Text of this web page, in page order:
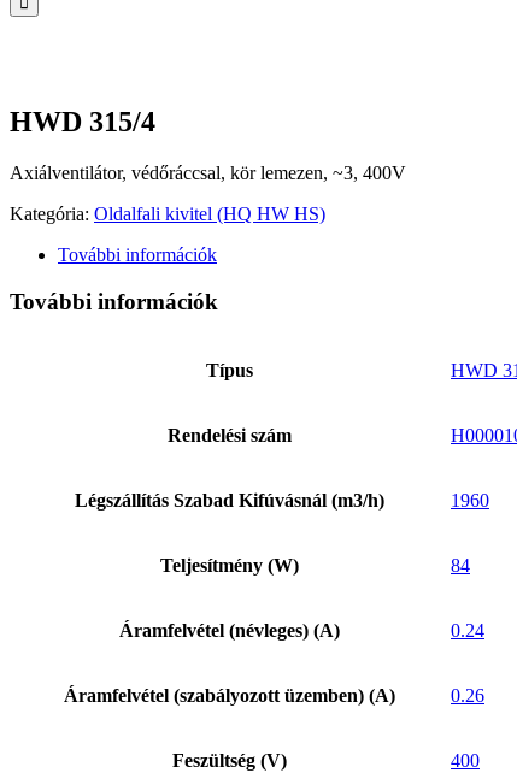
HWD 315/4
Axiálventilátor, védőráccsal, kör lemezen, ~3, 400V
Kategória: Oldalfali kivitel (HQ HW HS)
További információk
További információk
Típus HWD
Rendelési szám
Légszállítás Szabad Kifúvásnál (m3/h) 1960
Teljesítmény (W) 84
Áramfelvétel (névleges) (A) 0.24
Áramfelvétel (szabályozott üzemben) (A) 0.26
Feszültség (V) 400